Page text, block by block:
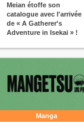
Meian étoffe son
catalogue avec l'arrivée
de « A Gatherer's
Adventure in Isekai » !
Manga